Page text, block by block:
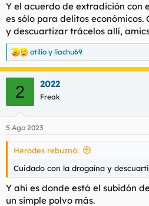
Y el acuerdo de extradición con
es sólo para delitos
y descuartizar trácelos allí,
R
e
a
e
s
otilio y liachu69
2 2022
Freak
5 Ago 2023
Herodes rebuznó:
Cuidado con la drogaína y
Y ahí es donde está el subidón
un simple polvo más.